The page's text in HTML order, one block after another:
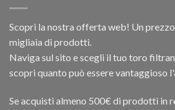
Scopri la nostra offerta web! Un
migliaia di prodotti.
Naviga sul sito e scegli il tuo toro
scopri quanto può essere vantaggioso
Se acquisti almeno 500€ di prodotti in